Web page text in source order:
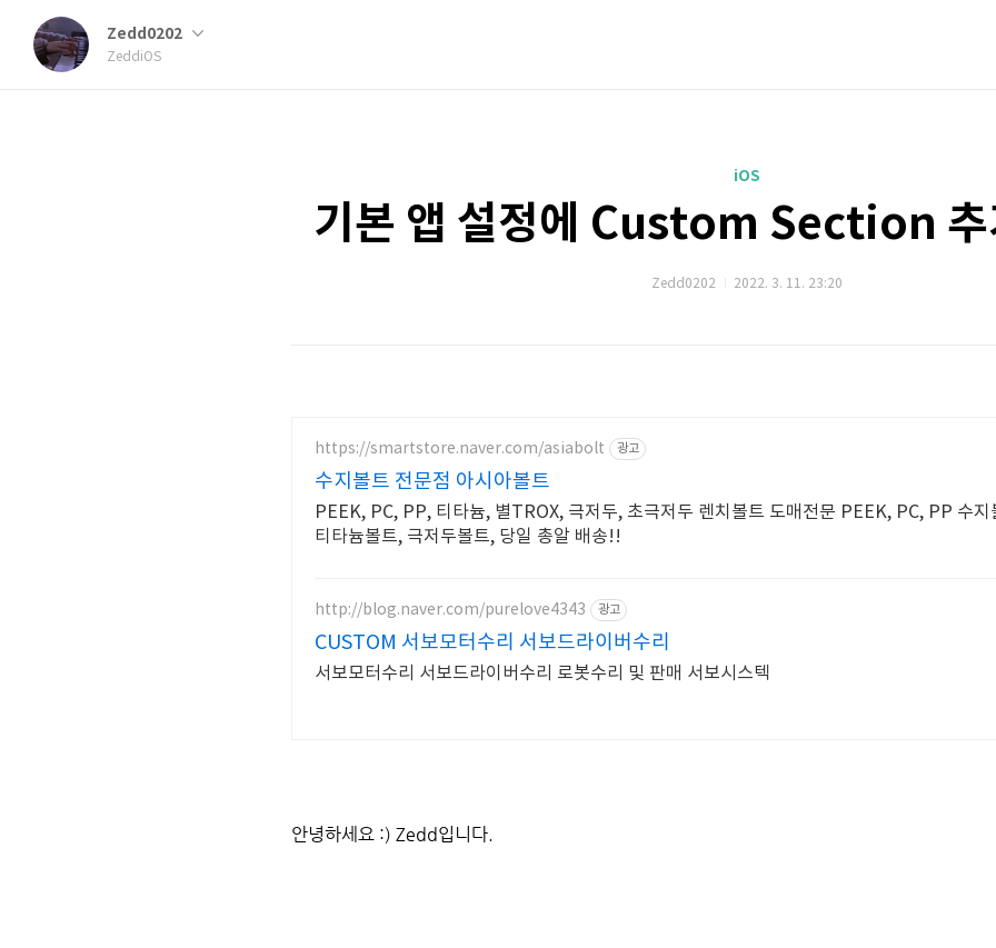
Zedd0202
ZeddiOS
iOS
기본 앱 설정에 Custom Section
Zedd0202 2022. 3. 11. 23:20
https://smartstore.naver.com/asiabolt 광고
수지볼트 전문점 아시아볼트
PEEK, PC, PP, 티타늄, 별TROX, 극저두, 초극저두 렌치볼트 도매전문 PEEK, PC, PP 수지
티타늄볼트, 극저두볼트, 당일 총알 배송!!
http://blog.naver.com/purelove4343 광고
CUSTOM 서보모터수리 서보드라이버수리
서보모터수리 서보드라이버수리 로봇수리 및 판매 서보시스텍
안녕하세요 :) Zedd입니다.